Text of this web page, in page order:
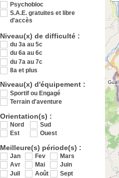
Psychobloc
S.A.E. gratuites et libre
d'accès
Niveau(x) de difficulté :
du 3a au 5c
du 6a au 6c
du 7a au 7c
8a et plus
Niveau(x) d'équipement :
Sportif ou Engagé
Terrain d'aventure
Orientation(s) :
Nord
Sud
Est
Ouest
Meilleure(s) période(s) :
Jan Fev
Mars
Avr
Mai
Juin
Juil
Août
Sept